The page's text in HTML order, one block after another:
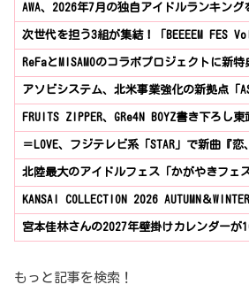
AWA、2026年7月の独自アイドルランキン
次世代を担う3組が集結！「BEEEEM FES
ReFaとMISAMOのコラボプロジェクトに新
アソビシステム、北米事業強化の新拠点「
FRUITS ZIPPER、GRe4N BOYZ書き下ろし
＝LOVE、フジテレビ系「STAR」で新曲『
北陸最大のアイドルフェス「かがやきフェ
KANSAI COLLECTION 2026 AUTUMN＆
宮本佳林さんの2027年壁掛けカレンダーが
もっと記事を検索！